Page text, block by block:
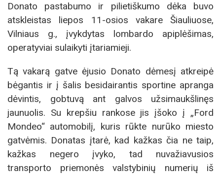
Donato pastabumo ir pilietiškumo dėka buvo
atskleistas liepos 11-osios vakare Šiauliuose,
Vilniaus g., įvykdytas lombardo apiplėšimas,
operatyviai sulaikyti įtariamieji.
Tą vakarą gatve ėjusio Donato dėmesį atkreipė
bėgantis ir į šalis besidairantis sportine apranga
dėvintis, gobtuvą ant galvos užsimaukšlinęs
jaunuolis. Su krepšiu rankose jis įšoko į „Ford
Mondeo“ automobilį, kuris rūkte nurūko miesto
gatvėmis. Donatas įtarė, kad kažkas čia ne taip,
kažkas negero įvyko, tad nuvažiavusios
transporto priemonės valstybinių numerių iš